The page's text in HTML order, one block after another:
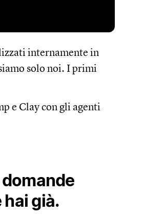
internamente in
solo noi. I primi
e Clay con gli agenti
già.